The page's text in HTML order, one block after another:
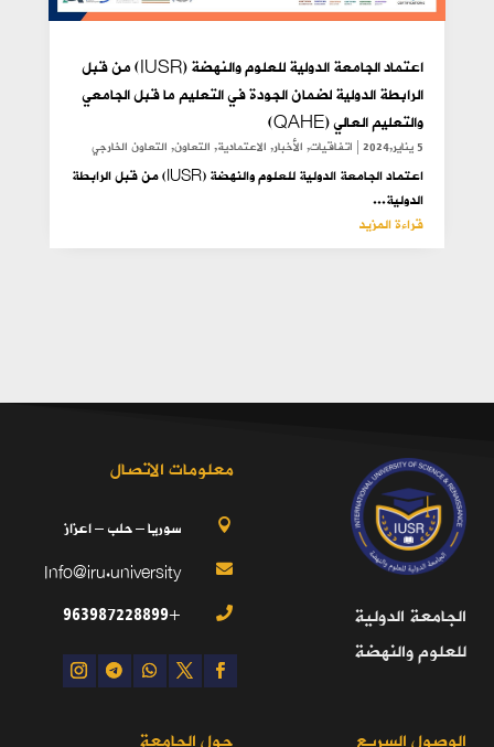
اعتماد الجامعة الدولية للعلوم والنهضة (IUSR) من قبل
الرابطة الدولية لضمان الجودة في التعليم ما قبل الجامعي
والتعليم العالي (QAHE)
5 يناير,2024 | اتفاقيات,الأخبار,الاعتمادية,التعاون,التعاون الخارجي
اعتماد الجامعة الدولية للعلوم والنهضة (IUSR) من قبل الرابطة
الدولية...
قراءة المزيد
الجامعة الدولية
للعلوم والنهضة
معلومات الاتصال
 سوريا – حلب – اعزاز

Info@iru.university

+963987228899